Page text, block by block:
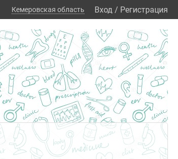
Кемеровская область Вход / Регистрация